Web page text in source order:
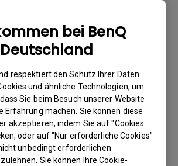
bei BenQ
Deutschland
respektiert den Schutz Ihrer Daten.
und ähnliche Technologien, um
Sie beim Besuch unserer Website
Erfahrung machen. Sie können diese
akzeptieren, indem Sie auf "Cookies
oder auf "Nur erforderliche Cookies"
unbedingt erforderlichen
Sie können Ihre Cookie-
Nicht-HDR-Inhalte erkennt,
emuliertes HDR ein.
Modelle
EW2780U, EW3270U,
EX2510, EX270M, EX270QM,